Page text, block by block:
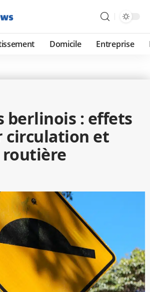
Domicile Entreprise
berlinois : effets
circulation et